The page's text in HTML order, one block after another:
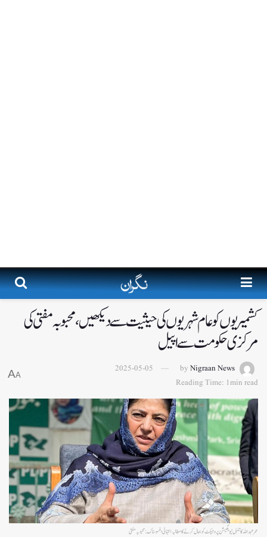
کشمیریوں کو عام شہریوں کی حیثیت سے دیکھیں،محبوبہ مفتی کی
مرکزی حکومت سے اپیل
by Nigraan News
2025-05-05
Reading Time: 1min read
A
A
عمر عبداللہ کا تلبل نیویگیشن پروجیکٹ کو بحال کرنے کا مطالبہ انتہائی افسوسناک: محبوبہ مفتی